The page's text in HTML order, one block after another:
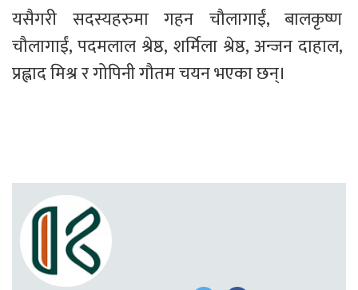
यसैगरी सदस्यहरुमा गहन चौलागाईं, बालकृष्ण
चौलागाईं, पदमलाल श्रेष्ठ, शर्मिला श्रेष्ठ, अन्जन दाहाल,
प्रह्लाद मिश्र र गोपिनी गौतम चयन भएका छन्।